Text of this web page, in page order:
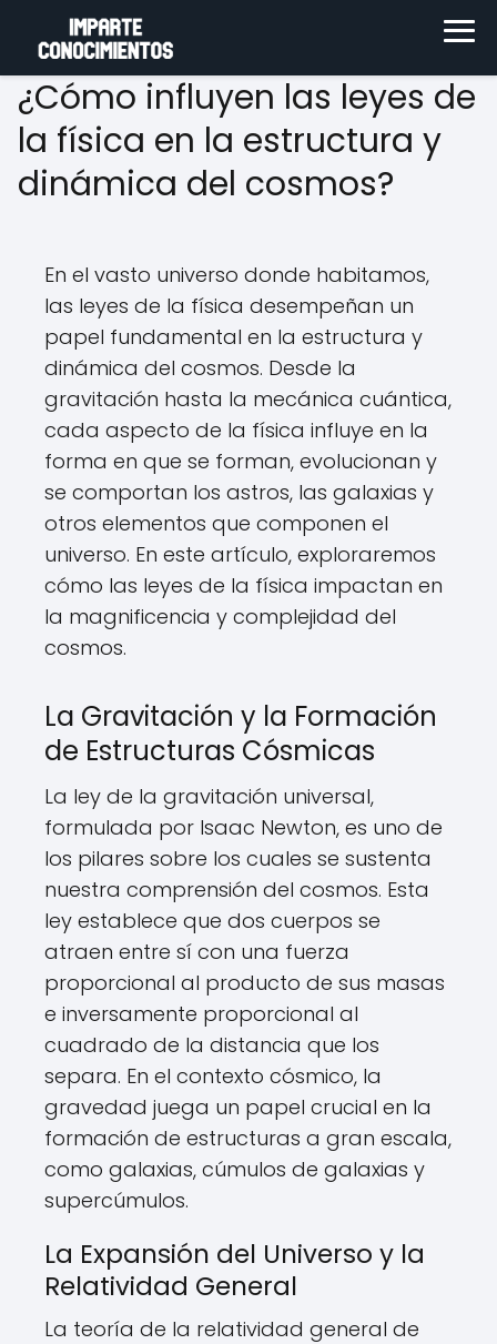
¿Cómo influyen las leyes de
la física en la estructura y
dinámica del cosmos?
En el vasto universo donde habitamos,
las leyes de la física desempeñan un
papel fundamental en la estructura y
dinámica del cosmos. Desde la
gravitación hasta la mecánica cuántica,
cada aspecto de la física influye en la
forma en que se forman, evolucionan y
se comportan los astros, las galaxias y
otros elementos que componen el
universo. En este artículo, exploraremos
cómo las leyes de la física impactan en
la magnificencia y complejidad del
cosmos.
La Gravitación y la Formación
de Estructuras Cósmicas
La ley de la gravitación universal,
formulada por Isaac Newton, es uno de
los pilares sobre los cuales se sustenta
nuestra comprensión del cosmos. Esta
ley establece que dos cuerpos se
atraen entre sí con una fuerza
proporcional al producto de sus masas
e inversamente proporcional al
cuadrado de la distancia que los
separa. En el contexto cósmico, la
gravedad juega un papel crucial en la
formación de estructuras a gran escala,
como galaxias, cúmulos de galaxias y
supercúmulos.
La Expansión del Universo y la
Relatividad General
La teoría de la relatividad general de